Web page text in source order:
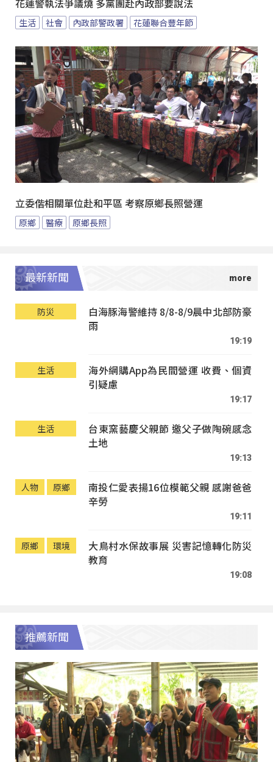
花蓮警執法爭議燒 多黨團赴內政部要說法
生活 社會 內政部警政署 花蓮聯合豐年節
立委偕相關單位赴和平區 考察原鄉長照營運
原鄉 醫療 原鄉長照
最新新聞
防災
白海豚海警維持 8/8-8/9晨中北部防豪
雨
19:19
生活
海外網購App為民間營運 收費、個資
引疑慮
19:17
生活
台東窯藝慶父親節 邀父子做陶碗感念
土地
19:13
人物 原鄉
南投仁愛表揚16位模範父親 感謝爸爸
辛勞
19:11
原鄉 環境
大鳥村水保故事展 災害記憶轉化防災
教育
19:08
推薦新聞